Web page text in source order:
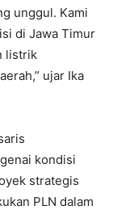
unggul. Kami
di Jawa Timur
listrik
ujar Ika
kondisi
strategis
PLN dalam